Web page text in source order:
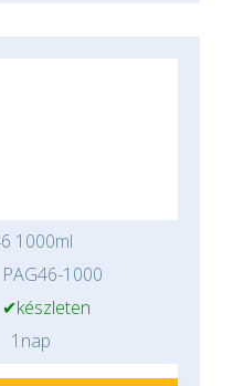
1000ml
PAG46-1000
✔készleten
1nap